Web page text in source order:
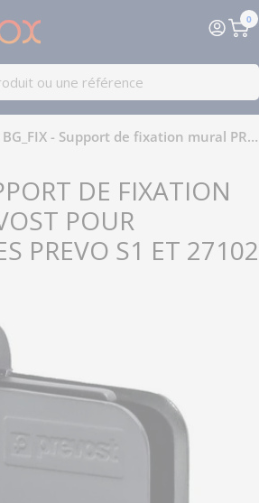
0
BG_FIX - Support de fixation mural PREVOST pour soufflettes prevo S1 et 27102
DE FIXATION
POUR
PREVO S1 ET 27102